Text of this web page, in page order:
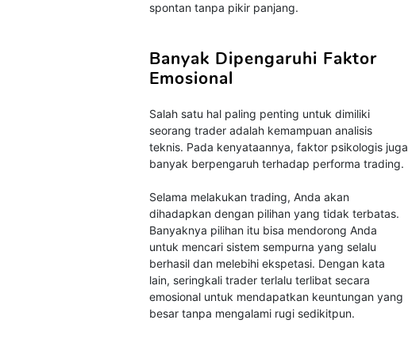
spontan tanpa pikir panjang.
Banyak Dipengaruhi Faktor
Emosional
Salah satu hal paling penting untuk dimiliki
seorang trader adalah kemampuan analisis
teknis. Pada kenyataannya, faktor psikologis juga
banyak berpengaruh terhadap performa trading.
Selama melakukan trading, Anda akan
dihadapkan dengan pilihan yang tidak terbatas.
Banyaknya pilihan itu bisa mendorong Anda
untuk mencari sistem sempurna yang selalu
berhasil dan melebihi ekspetasi. Dengan kata
lain, seringkali trader terlalu terlibat secara
emosional untuk mendapatkan keuntungan yang
besar tanpa mengalami rugi sedikitpun.